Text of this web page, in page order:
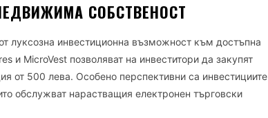
СОБСТВЕНОСТ
луксозна инвестиционна възможност към достъпна
и MicroVest позволяват на инвеститори да закупят
от 500 лева. Особено перспективни са инвестициите
обслужват нарастващия електронен търговски